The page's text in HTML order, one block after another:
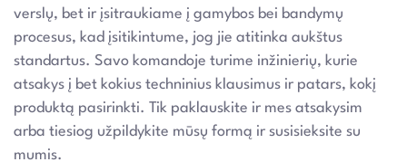
verslų, bet ir įsitraukiame į gamybos bei bandymų
procesus, kad įsitikintume, jog jie atitinka aukštus
standartus. Savo komandoje turime inžinierių, kurie
atsakys į bet kokius techninius klausimus ir patars, kokį
produktą pasirinkti. Tik paklauskite ir mes atsakysim
arba tiesiog užpildykite mūsų formą ir susisieksite su
mumis.